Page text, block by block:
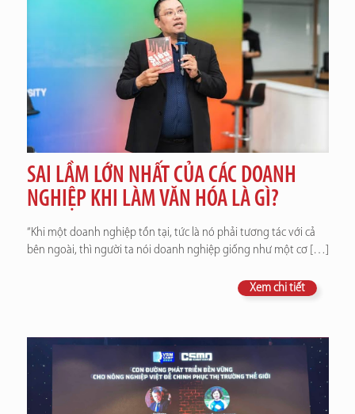
SAI LẦM LỚN NHẤT CỦA CÁC DOANH
NGHIỆP KHI LÀM VĂN HÓA LÀ GÌ?
“Khi một doanh nghiệp tồn tại, tức là nó phải tương tác với cả
bên ngoài, thì người ta nói doanh nghiệp giống như một cơ[…]
Xem chi tiết